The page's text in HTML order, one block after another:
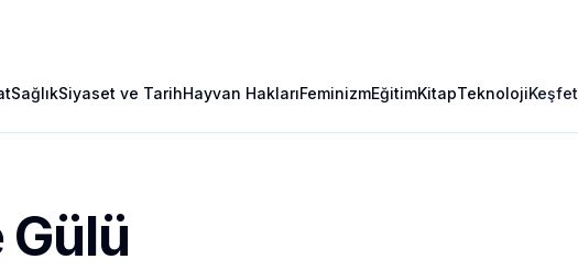
SağlıkSiyaset ve TarihHayvan HaklarıFeminizmEğitimKitapTeknolojiKeşfet